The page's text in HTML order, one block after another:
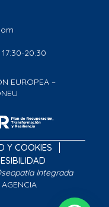
20:30
EUROPEA –
Y COOKIES
Integrada